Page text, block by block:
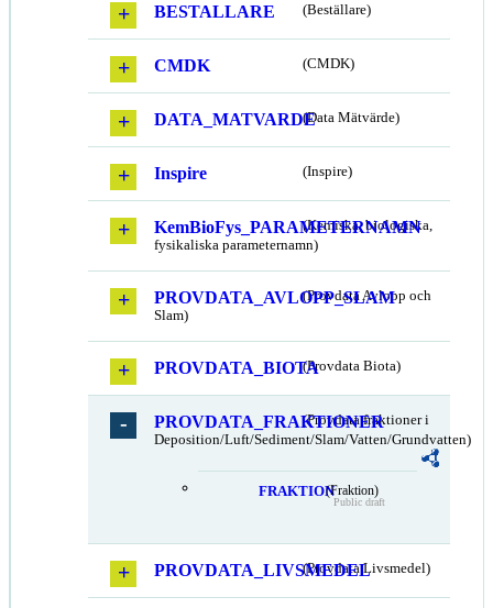
BESTALLARE (Beställare)
CMDK (CMDK)
DATA_MATVARDE(Data Mätvärde)
Inspire (Inspire)
KemBioFys_PARAMETERNAMN
(Kemiska, biologiska,
fysikaliska parameternamn)
PROVDATA_AVLOPP_SLAM
(Provdata Avlopp och
Slam)
PROVDATA_BIOTA(Provdata Biota)
PROVDATA_FRAKTIONER
(Provdata fraktioner i
Deposition/Luft/Sediment/Slam/Vatten/Grundvatten)
FRAKTION(Fraktion)
Public draft
PROVDATA_LIVSMEDEL
(Provdata Livsmedel)